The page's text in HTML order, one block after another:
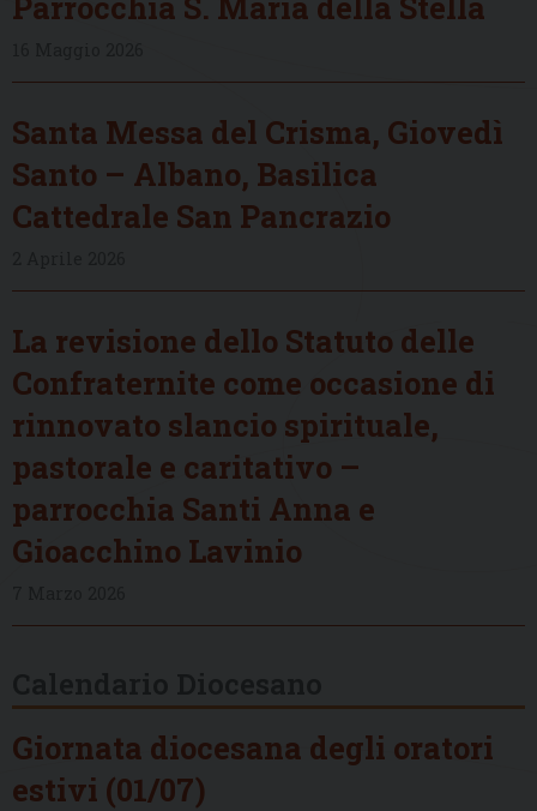
Santa Messa del Crisma, Giovedì
Santo – Albano, Basilica
Cattedrale San Pancrazio
La revisione dello Statuto delle
Confraternite come occasione di
rinnovato slancio spirituale,
pastorale e caritativo –
parrocchia Santi Anna e
Gioacchino Lavinio
Giornata diocesana degli oratori
estivi (01/07)